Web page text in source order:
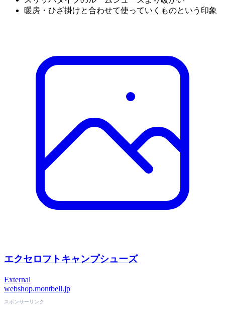
暖房・ひざ掛けと合わせて使っていくものという印象
エクセロフトキャンプシューズ
External
webshop.montbell.jp
スポンサーリンク